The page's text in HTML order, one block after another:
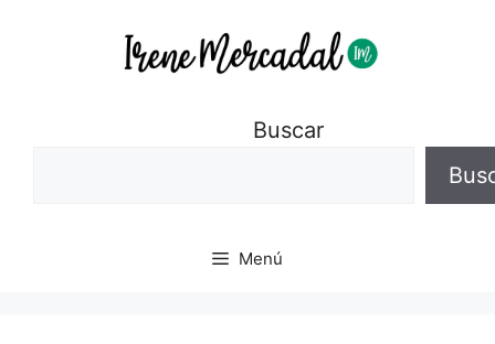
Buscar
Menú